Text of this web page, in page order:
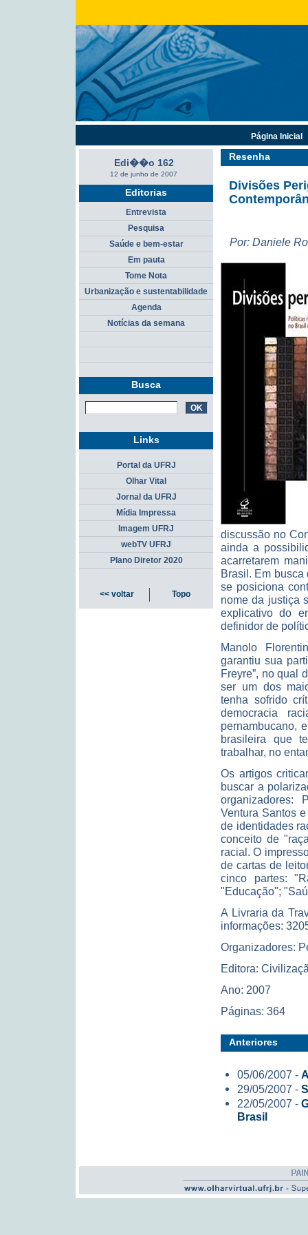
Resenha
Divisões
Por: Daniele
discussão no
ainda a
acarretarem
Brasil. Em
se posiciona
nome da justiça
explicativo do
definidor de
Manolo
garantiu sua
Freyre”, no qual
ser um dos
tenha sofrido
democracia
pernambucano,
brasileira que
trabalhar, no
Os artigos
buscar a
organizadores:
Ventura Santos
de identidades
conceito de
racial. O
de cartas de
cinco partes:
"Educação";
A Livraria da
informações:
Organizadores:
Editora:
Ano: 2007
Páginas: 364
Anteriores
05/06/2007 -
29/05/2007 -
22/05/2007 -
Brasil
Edi��o 162
12 de junho de 2007
Editorias
Entrevista
Pesquisa
Saúde e bem-estar
Em pauta
Tome Nota
Urbanização e sustentabilidade
Agenda
Notícias da semana
Busca
Página Inicial
Links
Portal da UFRJ
Olhar Vital
Jornal da UFRJ
Mídia Impressa
Imagem UFRJ
webTV UFRJ
Plano Diretor 2020
<< voltar Topo